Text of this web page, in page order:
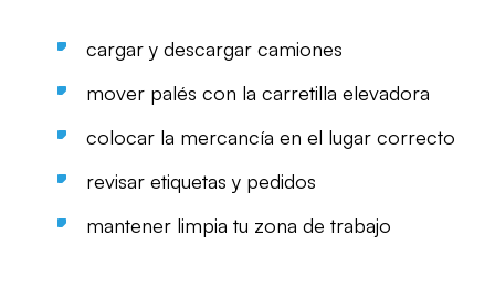
cargar y descargar camiones
mover palés con la carretilla elevadora
colocar la mercancía en el lugar correcto
revisar etiquetas y pedidos
mantener limpia tu zona de trabajo